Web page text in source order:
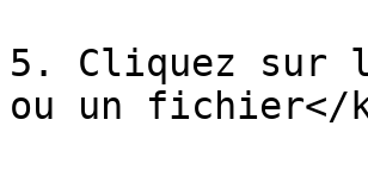
5. Cliquez sur
ou un fichier</